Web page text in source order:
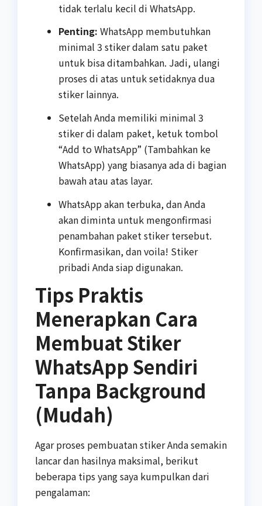
tidak terlalu kecil di WhatsApp.
Penting: WhatsApp membutuhkan
minimal 3 stiker dalam satu paket
untuk bisa ditambahkan. Jadi, ulangi
proses di atas untuk setidaknya dua
stiker lainnya.
Setelah Anda memiliki minimal 3
stiker di dalam paket, ketuk tombol
“Add to WhatsApp” (Tambahkan ke
WhatsApp) yang biasanya ada di bagian
bawah atau atas layar.
WhatsApp akan terbuka, dan Anda
akan diminta untuk mengonfirmasi
penambahan paket stiker tersebut.
Konfirmasikan, dan voila! Stiker
pribadi Anda siap digunakan.
Tips Praktis
Menerapkan Cara
Membuat Stiker
WhatsApp Sendiri
Tanpa Background
(Mudah)
Agar proses pembuatan stiker Anda semakin
lancar dan hasilnya maksimal, berikut
beberapa tips yang saya kumpulkan dari
pengalaman: